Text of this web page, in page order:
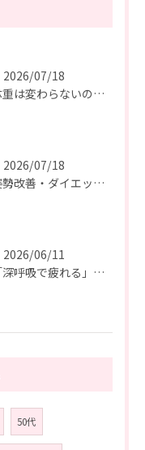
2026/07/18
体重は変わらないのに、見た目は変わった。
2026/07/18
姿勢改善・ダイエット・ピラティス【５０代・M様】
2026/06/11
「深呼吸で疲れる」の、実は普通じゃありません。
50代